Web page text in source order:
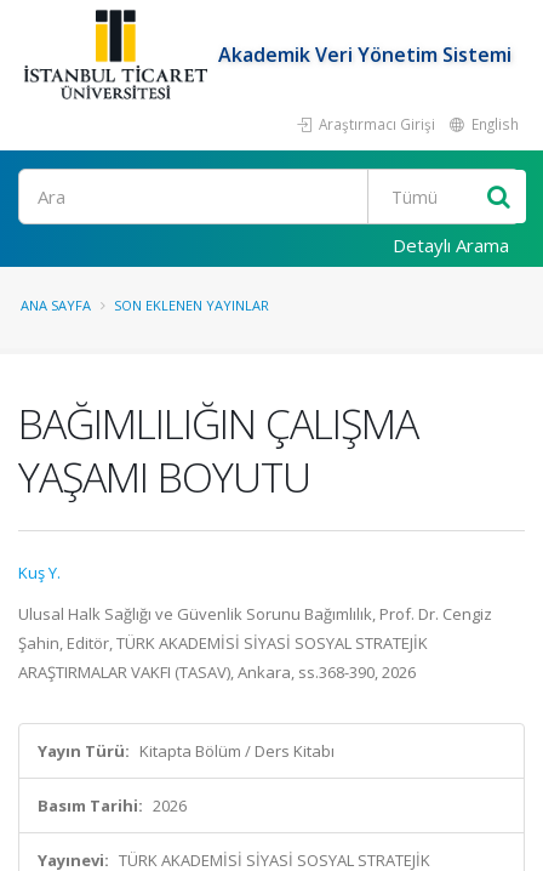
Akademik Veri Yönetim Sistemi
Araştırmacı Girişi English
Ara
Detaylı Arama
ANA SAYFA SON EKLENEN YAYINLAR
BAĞIMLILIĞIN ÇALIŞMA
YAŞAMI BOYUTU
Kuş Y.
Ulusal Halk Sağlığı ve Güvenlik Sorunu Bağımlılık, Prof. Dr. Cengiz
Şahin, Editör, TÜRK AKADEMİSİ SİYASİ SOSYAL STRATEJİK
ARAŞTIRMALAR VAKFI (TASAV), Ankara, ss.368-390, 2026
Yayın Türü: Kitapta Bölüm / Ders Kitabı
Basım Tarihi: 2026
Yayınevi: TÜRK AKADEMİSİ SİYASİ SOSYAL STRATEJİK